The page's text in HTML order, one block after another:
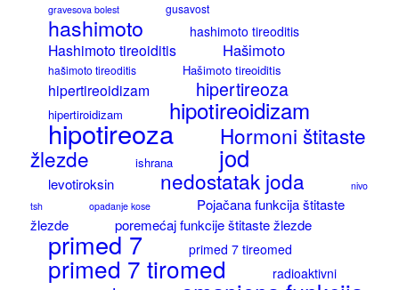
gravesova bolest gusavost
hashimoto hashimoto tireoditis
Hashimoto tireoiditis Hašimoto
hašimoto tireoditis Hašimoto tireoiditis
hipertireoidizam hipertireoza
hipertiroidizam hipotireoidizam
hipotireoza
Hormoni štitaste
žlezde
ishrana jod
levotiroksin nedostatak joda
nivo
tsh
opadanje kose
Pojačana funkcija štitaste
žlezde
poremećaj funkcije štitaste žlezde
primed 7 primed 7 tireomed
primed 7 tiromed
radioaktivni